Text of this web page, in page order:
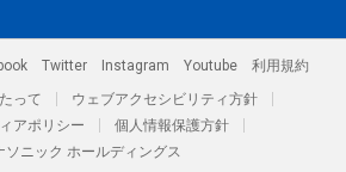
Twitter Instagram Youtube
利用規約
って
ウェブアクセシビリティ方針
アポリシー
個人情報保護方針
ソニック ホールディングス